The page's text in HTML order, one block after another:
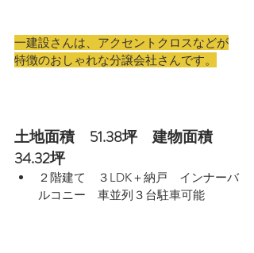
一建設さんは、アクセントクロスなどが
特徴のおしゃれな分譲会社さんです。
土地面積　51.38坪　建物面積
34.32坪
２階建て　３LDK＋納戸　インナーバ
ルコニー　車並列３台駐車可能